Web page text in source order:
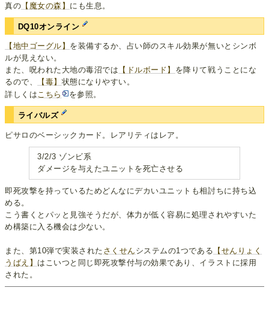
真の 【魔女の森】 にも生息。
DQ10オンライン
【地中ゴーグル】 を装備するか、占い師のスキル効果が無いとシンボ
ルが見えない。
また、呪われた大地の毒沼では 【ドルボード】 を降りて戦うことにな
るので、
【毒】 状態になりやすい。
詳しくはこちら を参照。
ライバルズ
ピサロのベーシックカード。レアリティはレア。
3/2/3 ゾンビ系
ダメージを与えたユニットを死亡させる
即死攻撃を持っているためどんなにデカいユニットも相討ちに持ち込
める。
こう書くとパッと見強そうだが、体力が低く容易に処理されやすいた
め構築に入る機会は少ない。
また、第10弾で実装された さくせん システムの1つである 【せんりょく
うばえ】 はこいつと同じ即死攻撃付与の効果であり、イラストに採用
された。